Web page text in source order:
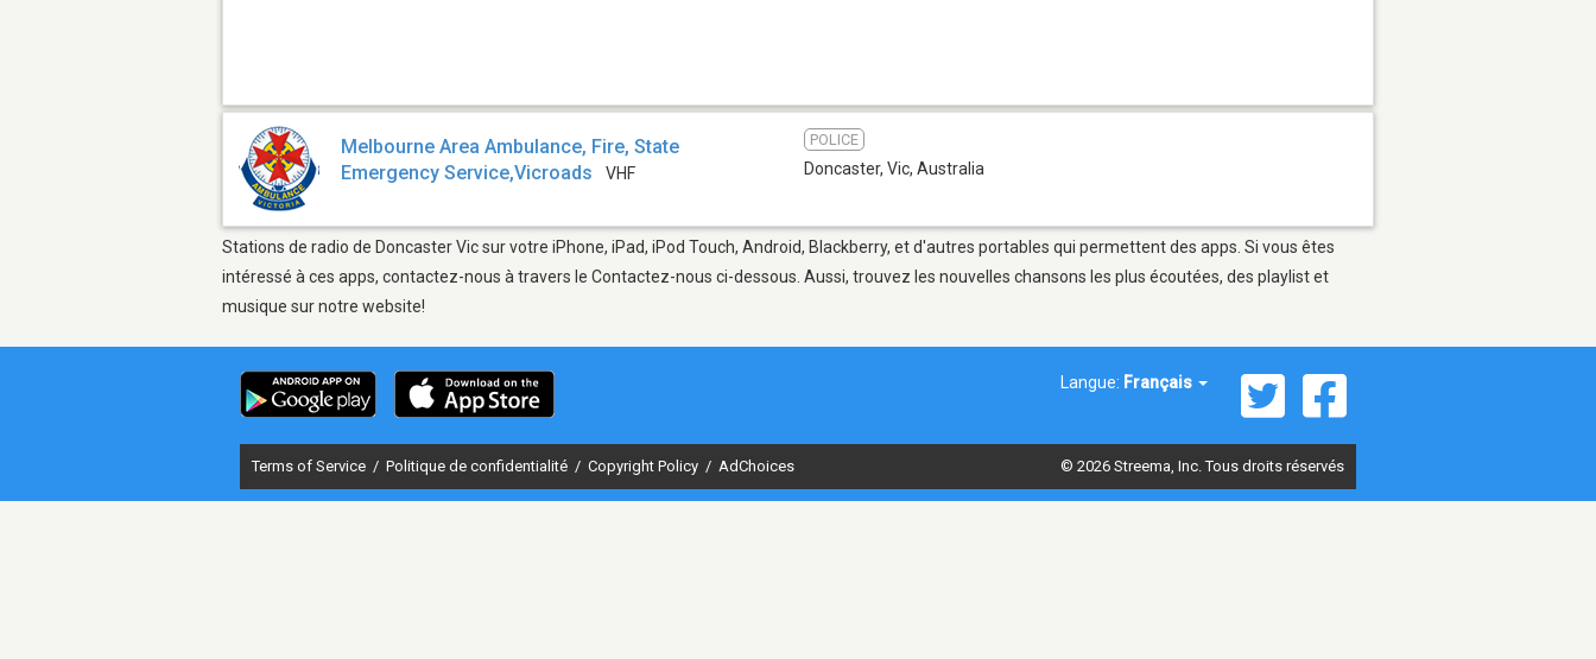
Melbourne Area Ambulance, Fire, State
Emergency Service,Vicroads
VHF
POLICE
Doncaster, Vic, Australia
Stations de radio de Doncaster Vic sur votre iPhone, iPad, iPod Touch, Android, Blackberry, et d'autres portables qui permettent des apps. Si vous êtes
intéressé à ces apps, contactez-nous à travers le Contactez-nous ci-dessous. Aussi, trouvez les nouvelles chansons les plus écoutées, des playlist et
musique sur notre website!
Langue: Français
Terms of Service / Politique de confidentialité / Copyright Policy / AdChoices © 2026 Streema, Inc. Tous droits réservés